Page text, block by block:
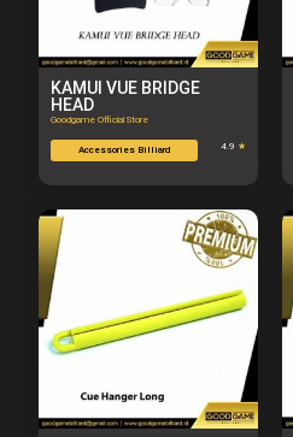
KAMUI VUE BRIDGE
HEAD
Goodgame Official Store
Accessories Billiard 4.9 ★